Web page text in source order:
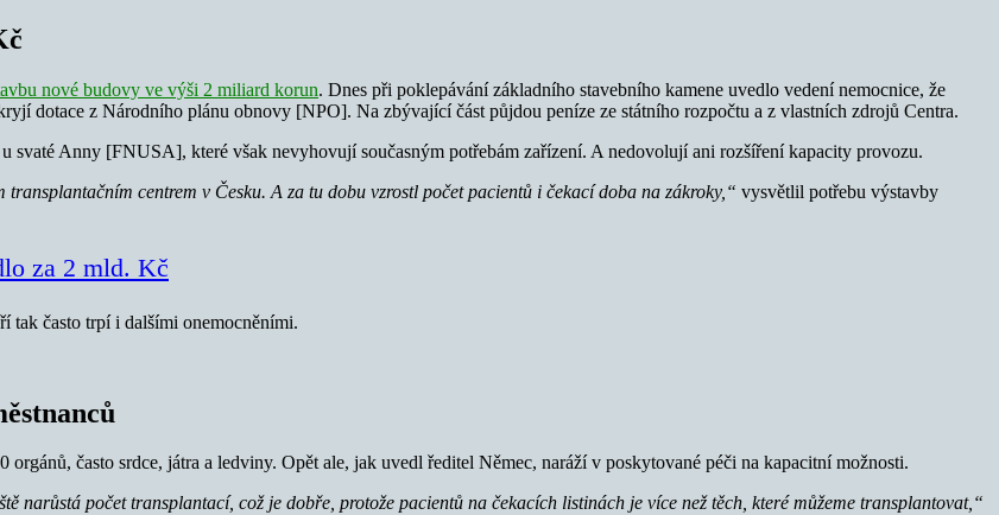
nové budovy ve výši 2 miliard korun. Dnes při poklepávání základního stavebního kamene uvedlo vedení nemocnice, že
dotace z Národního plánu obnovy [NPO]. Na zbývající část půjdou peníze ze státního rozpočtu a z vlastních zdrojů Centra.
Anny [FNUSA], které však nevyhovují současným potřebám zařízení. A nedovolují ani rozšíření kapacity provozu.
centrem v Česku. A za tu dobu vzrostl počet pacientů i čekací doba na zákroky,“ vysvětlil potřebu výstavby
za 2 mld. Kč
tak často trpí i dalšími onemocněními.
často srdce, játra a ledviny. Opět ale, jak uvedl ředitel Němec, naráží v poskytované péči na kapacitní možnosti.
narůstá počet transplantací, což je dobře, protože pacientů na čekacích listinách je více než těch, které můžeme transplantovat,“